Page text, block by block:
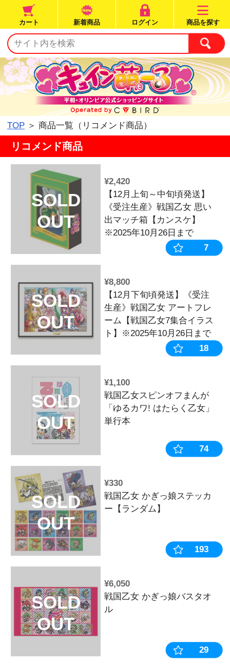
カート 新着商品 ログイン
TOP＞ 商品一覧（リコメンド商品）
リコメンド商品
SOLD
OUT
¥2,420
《受注生産》
出マッチ箱【
※2025年10月
SOLD
OUT
¥8,800
生産》戦国
ーム【戦国
SOLD
OUT
¥1,100
単行本